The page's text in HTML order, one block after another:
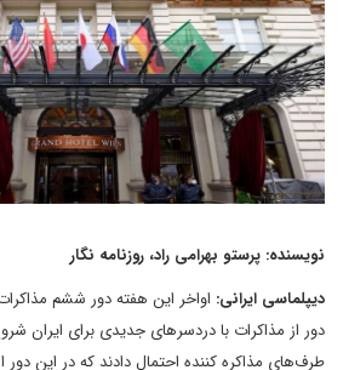
نویسنده: پرستو بهرامی راد، روزنامه نگار
دیپلماسی ایرانی: اواخر این هفته دور ششم
دور از مذاکرات با دردسر‌های جدیدی برای ایران
طرف‌های مذاکره کننده احتمال دادند که در این دور